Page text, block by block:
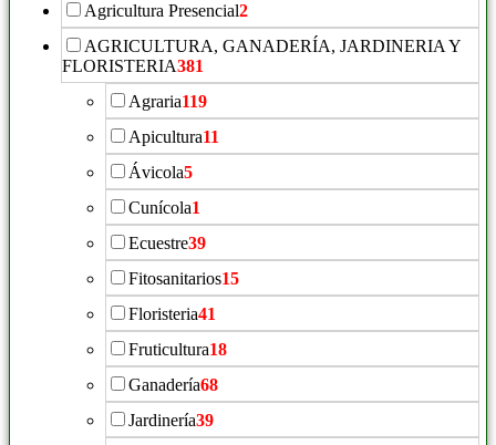
Agricultura Presencial2
AGRICULTURA, GANADERÍA, JARDINERIA Y
FLORISTERIA381
Agraria119
Apicultura11
Ávicola5
Cunícola1
Ecuestre39
Fitosanitarios15
Floristeria41
Fruticultura18
Ganadería68
Jardinería39